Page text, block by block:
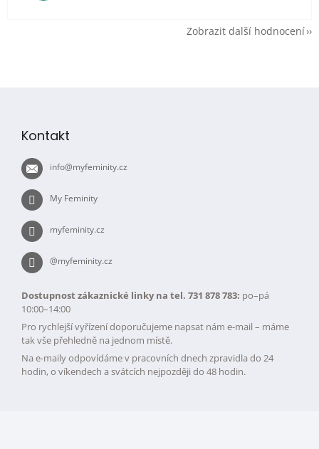
Zobrazit další hodnocení
Kontakt
info@myfeminity.cz
My Feminity
myfeminity.cz
@myfeminity.cz
Dostupnost zákaznické linky na tel. 731 878 783: po–pá
10:00–14:00
Pro rychlejší vyřízení doporučujeme napsat nám e-mail – máme
tak vše přehledně na jednom místě.
Na e-maily odpovídáme v pracovních dnech zpravidla do 24
hodin, o víkendech a svátcích nejpozději do 48 hodin.